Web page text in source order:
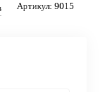
Артикул: 9015